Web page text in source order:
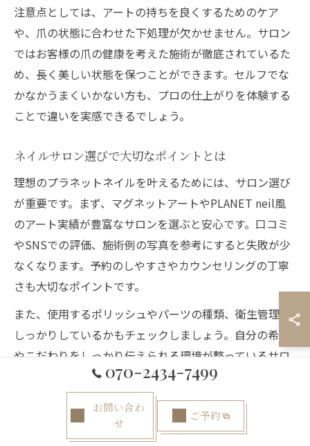
注意点としては、アートの持ちを良くするためのケア
や、爪の状態に合わせた下処理が欠かせません。サロン
ではお客様の爪の健康を考えた施術が徹底されているた
め、長く美しい状態を保つことができます。セルフでな
かなかうまくいかない方も、プロの仕上がりを体験する
ことで違いを実感できるでしょう。
ネイルサロン選びで大切なポイントとは
理想のプラネットネイルを叶えるためには、サロン選び
が重要です。まず、マグネットアートやPLANET neil風
のアート実績が豊富なサロンを選ぶと安心です。口コミ
やSNSでの評価、施術例の写真を参考にすると失敗が少
なくなります。予約のしやすさやカウンセリングの丁寧
さも大切なポイントです。
また、使用するポリッシュやパーツの種類、衛生管理が
しっかりしているかもチェックしましょう。自分の希望
やこだわりをしっかり伝えられる環境が整っているサロ
ンでは、満足度の高い仕上がりが期待できます。初めて
の方は、事前に問い合わせをして不安点を確認すること
をおすすめします。
070-2434-7499
お問い合わ
せ
ご予約